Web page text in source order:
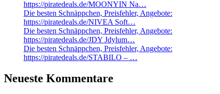
https://piratedeals.de/MOONYIN Na…
Die besten Schnäppchen, Preisfehler, Angebote:
https://piratedeals.de/NIVEA Soft…
Die besten Schnäppchen, Preisfehler, Angebote:
https://piratedeals.de/JDY Jdylum…
Die besten Schnäppchen, Preisfehler, Angebote:
https://piratedeals.de/STABILO – …
Neueste Kommentare